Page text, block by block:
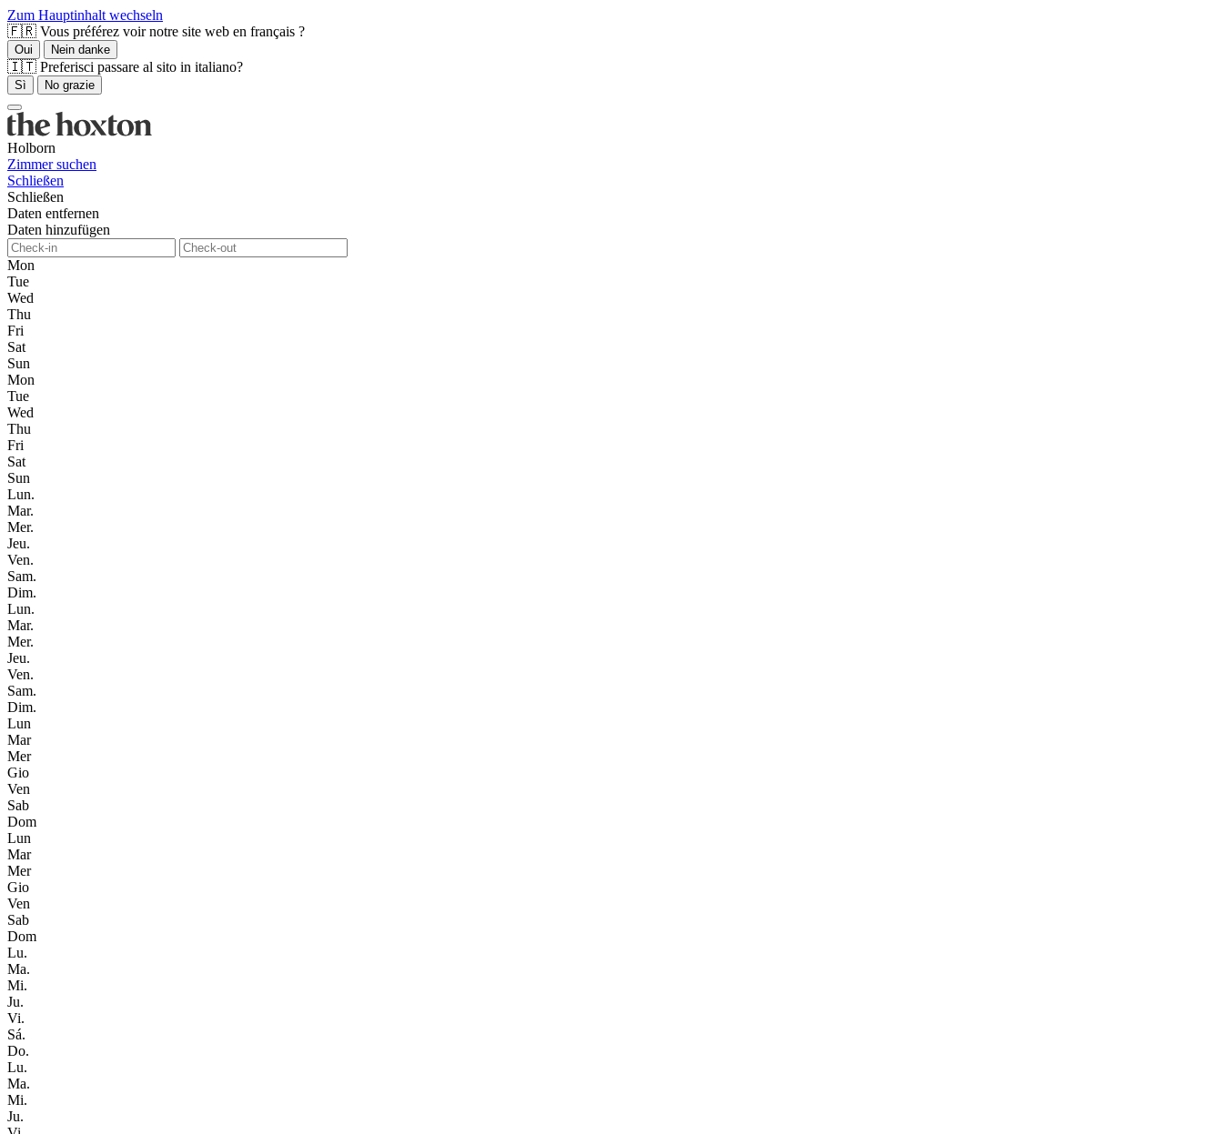
Zum Hauptinhalt wechseln
🇫🇷 Vous préférez voir notre site web en français ?
Oui Nein danke
🇮🇹 Preferisci passare al sito in italiano?
Sì No grazie
Holborn
Zimmer suchen
Schließen
Schließen
Daten entfernen
Daten hinzufügen
Mon
Tue
Wed
Thu
Fri
Sat
Sun
Mon
Tue
Wed
Thu
Fri
Sat
Sun
Lun.
Mar.
Mer.
Jeu.
Ven.
Sam.
Dim.
Lun.
Mar.
Mer.
Jeu.
Ven.
Sam.
Dim.
Lun
Mar
Mer
Gio
Ven
Sab
Dom
Lun
Mar
Mer
Gio
Ven
Sab
Dom
Lu.
Ma.
Mi.
Ju.
Vi.
Sá.
Do.
Lu.
Ma.
Mi.
Ju.